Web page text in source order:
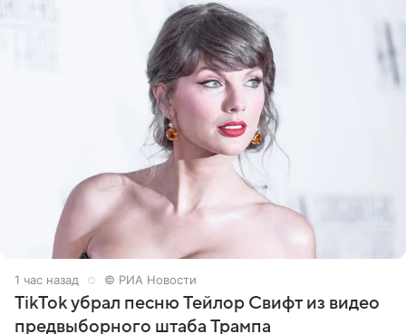
1 час назад © РИА Новости
TikTok убрал песню Тейлор Свифт из видео
предвыборного штаба Трампа